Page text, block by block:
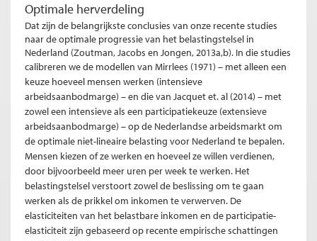
Optimale herverdeling
Dat zijn de belangrijkste conclusies van onze recente studies
naar de optimale progressie van het belastingstelsel in
Nederland (Zoutman, Jacobs en Jongen, 2013a,b). In die studies
calibreren we de modellen van Mirrlees (1971) – met alleen een
keuze hoeveel mensen werken (intensieve
arbeidsaanbodmarge) – en die van Jacquet et. al (2014) – met
zowel een intensieve als een participatiekeuze (extensieve
arbeidsaanbodmarge) – op de Nederlandse arbeidsmarkt om
de optimale niet-lineaire belasting voor Nederland te bepalen.
Mensen kiezen of ze werken en hoeveel ze willen verdienen,
door bijvoorbeeld meer uren per week te werken. Het
belastingstelsel verstoort zowel de beslissing om te gaan
werken als de prikkel om inkomen te verwerven. De
elasticiteiten van het belastbare inkomen en de participatie-
elasticiteit zijn gebaseerd op recente empirische schattingen